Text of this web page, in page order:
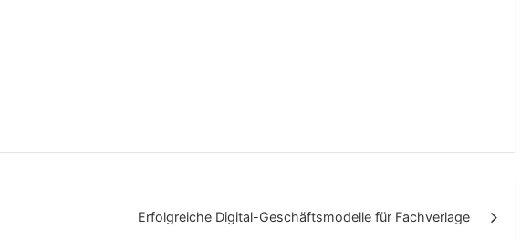
Erfolgreiche Digital-Geschäftsmodelle für Fachverlage